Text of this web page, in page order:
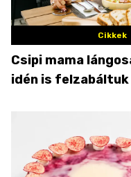
Cikkek
Csipi mama
idén is